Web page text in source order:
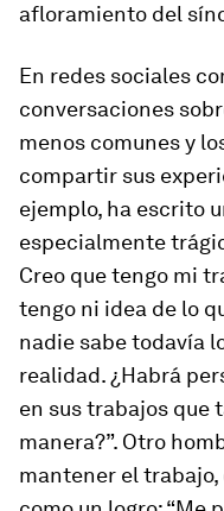
afloramiento del
En redes sociales
conversaciones
menos comunes y
compartir sus
ejemplo, ha escrito
especialmente
Creo que tengo mi
tengo ni idea de lo
nadie sabe todavía
realidad. ¿Habrá
en sus trabajos que
manera?”. Otro
mantener el trabajo,